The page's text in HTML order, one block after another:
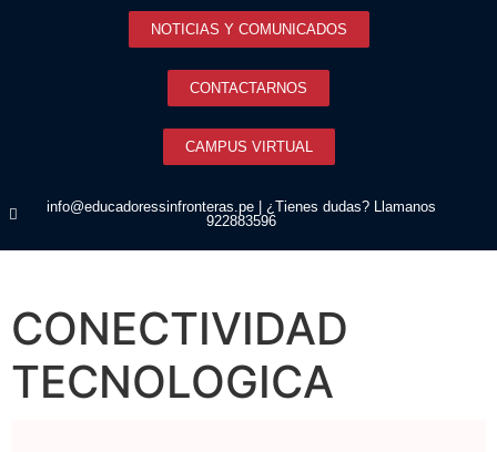
NOTICIAS Y COMUNICADOS
CONTACTARNOS
CAMPUS VIRTUAL
info@educadoressinfronteras.pe | ¿Tienes dudas? Llamanos
922883596
CONECTIVIDAD
TECNOLOGICA